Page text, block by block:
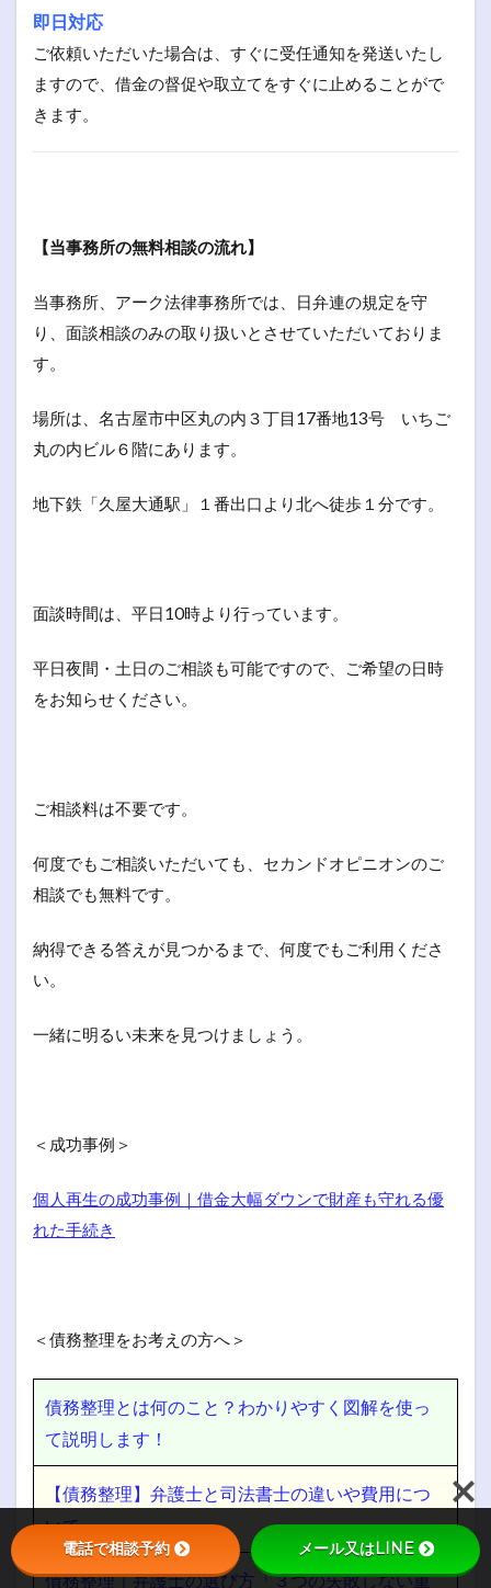
即日対応
ご依頼いただいた場合は、すぐに受任通知を発送いたし
ますので、借金の督促や取立てをすぐに止めることがで
きます。
【当事務所の無料相談の流れ】
当事務所、アーク法律事務所では、日弁連の規定を守
り、面談相談のみの取り扱いとさせていただいておりま
す。
場所は、名古屋市中区丸の内３丁目17番地13号 いちご
丸の内ビル６階にあります。
地下鉄「久屋大通駅」１番出口より北へ徒歩１分です。
面談時間は、平日10時より行っています。
平日夜間・土日のご相談も可能ですので、ご希望の日時
をお知らせください。
ご相談料は不要です。
何度でもご相談いただいても、セカンドオピニオンのご
相談でも無料です。
納得できる答えが見つかるまで、何度でもご利用くださ
い。
一緒に明るい未来を見つけましょう。
＜成功事例＞
個人再生の成功事例｜借金大幅ダウンで財産も守れる優
れた手続き
＜債務整理をお考えの方へ＞
債務整理とは何のこと？わかりやすく図解を使っ
て説明します！
【債務整理】弁護士と司法書士の違いや費用につ
いて
債務整理｜弁護士の選び方「３つの失敗しない重
電話で相談予約 メール又はLINE